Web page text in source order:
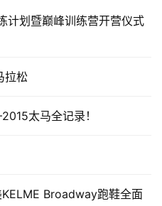
计划暨巅峰训练营开营仪式
拉松
太马全记录！
Broadway跑鞋全面